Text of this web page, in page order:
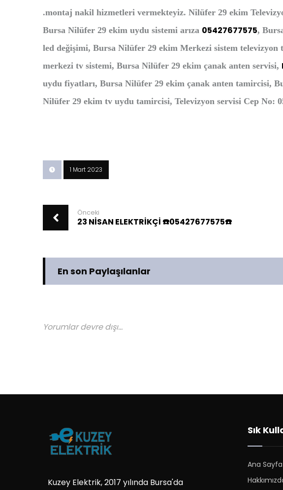
.montaj nakil hizmetleri vermekteyiz. Nilüfer 29 ekim
Bursa Nilüfer 29 ekim uydu sistemi arıza 05427677575,
led değişimi, Bursa Nilüfer 29 ekim Merkezi sistem
merkezi tv sistemi, Bursa Nilüfer 29 ekim çanak anten servisi,
uydu fiyatları, Bursa Nilüfer 29 ekim çanak anten tamircisi,
Nilüfer 29 ekim tv uydu tamircisi, Televizyon servisi Cep No:
1 Mart 2023
Önceki
23 NİSAN ELEKTRİKÇİ ☎️05427677575☎️
En son Paylaşılanlar
Yorumlar devre dışı...
Kuzey Elektrik, 2017 yılında Bursa'da
Sık
Ana Sayfa